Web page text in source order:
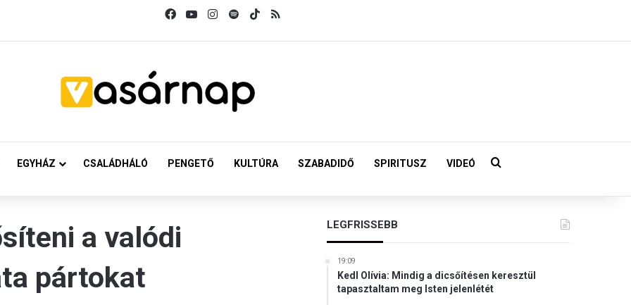
FacebookYouTubeInstagram
SpotifyTikTok
EGYHÁZ CSALÁDHÁLÓ PENGETŐ KULTÚRA SZABADIDŐ SPIRITUSZ VIDEÓ Keresés:
a valódi
pártokat
LEGFRISSEBB
19:09
Kedl Olívia: Mindig a dicsőítésen keresztül
tapasztaltam meg Isten jelenlétét